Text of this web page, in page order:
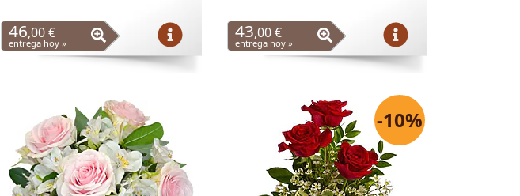
46,00 €
entrega hoy »
43,00 €
entrega hoy »
-10%